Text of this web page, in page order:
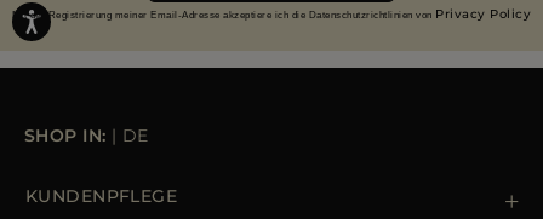
Mit der Registrierung meiner Email-Adresse akzeptiere ich die Datenschutzrichtlinien von Privacy Policy
SHOP IN: | DE
KUNDENPFLEGE